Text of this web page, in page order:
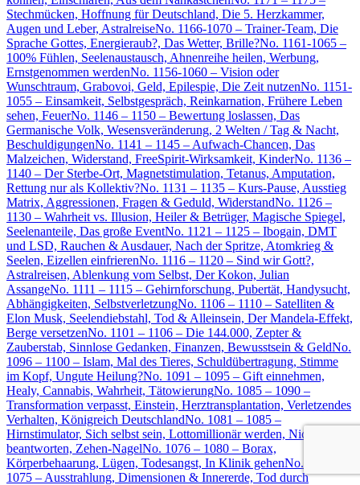
Stechmücken, Hoffnung für Deutschland, Die 5. Herzkammer,
Augen und Leber, AstralreiseNo. 1166-1070 – Trainer-Team, Die
Sprache Gottes, Energieraub?, Das Wetter, Brille?No. 1161-1065 –
100% Fühlen, Seelenaustausch, Ahnenreihe heilen, Werbung,
Ernstgenommen werdenNo. 1156-1060 – Vision oder
Wunschtraum, Grabovoi, Geld, Epilespie, Die Zeit nutzenNo. 1151-
1055 – Einsamkeit, Selbstgespräch, Reinkarnation, Frühere Leben
sehen, FeuerNo. 1146 – 1150 – Bewertung loslassen, Das
Germanische Volk, Wesensveränderung, 2 Welten / Tag & Nacht,
BeschuldigungenNo. 1141 – 1145 – Aufwach-Chancen, Das
Malzeichen, Widerstand, FreeSpirit-Wirksamkeit, KinderNo. 1136 –
1140 – Der Sterbe-Ort, Magnetstimulation, Tetanus, Amputation,
Rettung nur als Kollektiv?No. 1131 – 1135 – Kurs-Pause, Ausstieg
Matrix, Aggressionen, Fragen & Geduld, WiderstandNo. 1126 –
1130 – Wahrheit vs. Illusion, Heiler & Betrüger, Magische Spiegel,
Seelenanteile, Das große EventNo. 1121 – 1125 – Ibogain, DMT
und LSD, Rauchen & Ausdauer, Nach der Spritze, Atomkrieg &
Seelen, Eizellen einfrierenNo. 1116 – 1120 – Sind wir Gott?,
Astralreisen, Ablenkung vom Selbst, Der Kokon, Julian
AssangeNo. 1111 – 1115 – Gehirnforschung, Pubertät, Handysucht,
Abhängigkeiten, SelbstverletzungNo. 1106 – 1110 – Satelliten &
Elon Musk, Seelendiebstahl, Tod & Alleinsein, Der Mandela-Effekt,
Berge versetzenNo. 1101 – 1106 – Die 144.000, Zepter &
Zauberstab, Sinnlose Gedanken, Finanzen, Bewusstsein & GeldNo.
1096 – 1100 – Islam, Mal des Tieres, Schuldübertragung, Stimme
im Kopf, Ungute Heilung?No. 1091 – 1095 – Gift einnehmen,
Healy, Cannabis, Wahrheit, TätowierungNo. 1085 – 1090 –
Transformation verpasst, Einstein, Herztransplantation, Verletzendes
Verhalten, Königreich DeutschlandNo. 1081 – 1085 –
Hirnstimulator, Sich selbst sein, Lottomillionär werden, Nicht
beantworten, Zehen-NagelNo. 1076 – 1080 – Borax,
Körperbehaarung, Lügen, Todesangst, In Klinik gehenNo. 1071 –
1075 – Ausstrahlung, Dimensionen & Innererde, Tod durch